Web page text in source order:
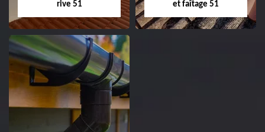
rive 51
Réparation et
changement de
tuile de rive 51
et faîtage 51